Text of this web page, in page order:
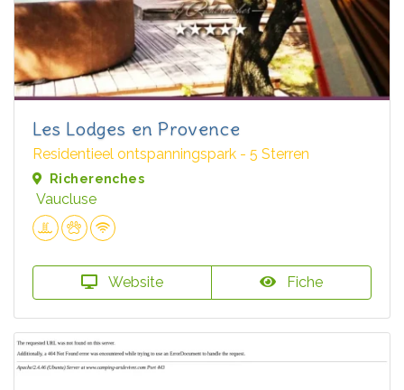
Les Lodges en Provence
Residentieel ontspanningspark - 5 Sterren
Richerenches
Vaucluse
Website Fiche